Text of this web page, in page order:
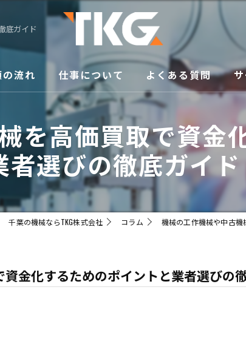
底ガイド
流れ 仕事について よくある質問
買
を高価買取で資金
者選びの徹底ガイド
千葉の機械ならTKG株式会社 コラム 機械の工作機械や中古
金化するためのポイントと業者選びの